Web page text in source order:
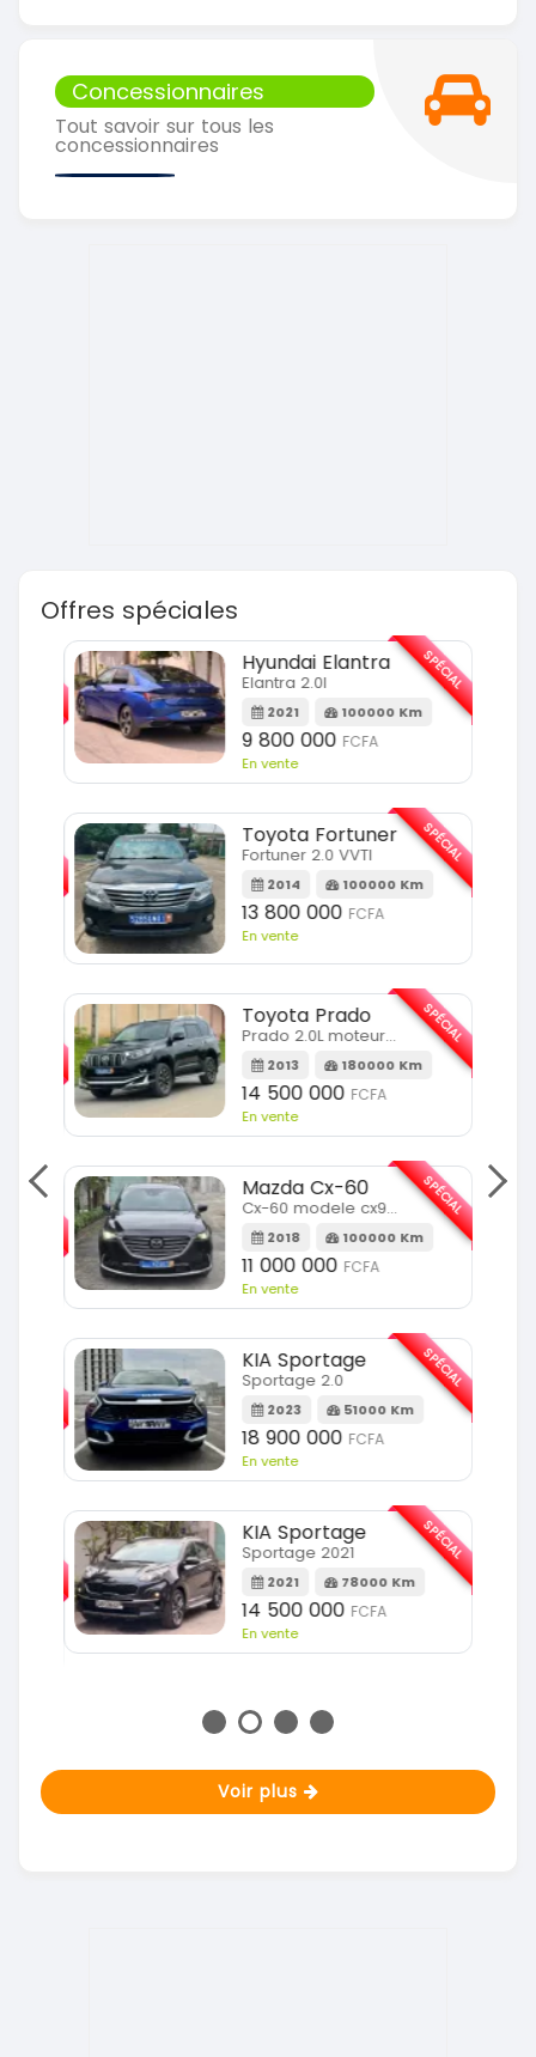
Concessionnaires
Tout savoir sur tous les
concessionnaires
Offres spéciales
SPÉCIAL
Hyundai Elantra
Elantra 2.0l
2021 100000 Km
9 800 000 FCFA
En vente
SPÉCIAL
Toyota Fortuner
Fortuner 2.0 VVTI
2014 100000 Km
13 800 000 FCFA
En vente
SPÉCIAL
Toyota Prado
Prado 2.0L moteur d4d
2013 180000 Km
14 500 000 FCFA
En vente
SPÉCIAL
Mazda Cx-60
Cx-60 modele cx9 full option
2018 100000 Km
11 000 000 FCFA
En vente
SPÉCIAL
KIA Sportage
Sportage 2.0
2023 51000 Km
18 900 000 FCFA
En vente
SPÉCIAL
KIA Sportage
Sportage 2021
2021 78000 Km
14 500 000 FCFA
En vente
SPÉCIAL
Voir plus